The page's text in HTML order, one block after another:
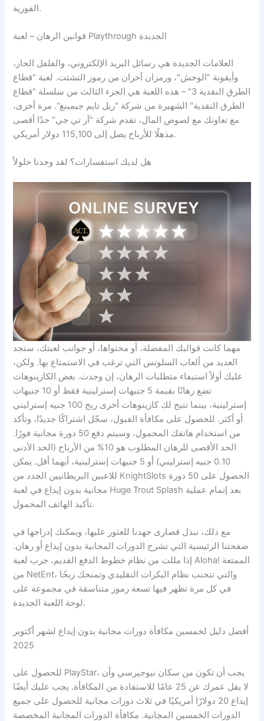
الفورية.
قوانين الرهان – لعبة Playthrough الجديدة
العلامات الجديدة هي رسائل البريد الإلكتروني، والفلفل الحار،
وأيقونة "الوحش"، ورمزان آخران من رموز التشتت. لعبة "قطاع
الطرق النقدية 3" – هذه اللعبة هي الجزء الثالث من سلسلة "قطاع
الطرق النقدية" الشهيرة من شركة "ريل تايم جيمينغ". مرة أخرى،
مع تعاونك مع لصوص المال، تقدم شركة "آر تي جي" حدًا أقصى
مذهلًا للأرباح يصل إلى 115,100 دولار أمريكي.
هل لديك استفسارات؟ لقد وجدنا حلولاً
مهما كانت قوالبك المفضلة، أو محتواها، أو جوانب لعبتك، ستجد
العديد من ألعاب السلوتس التي ترغب في الاستمتاع بها. ولكن،
عليك أولاً استيفاء متطلبات الرهان، إن وجدت. بعض الكازينوهات
تضع رهانًا بقيمة 5 جنيهات إسترلينية فقط أو 10 جنيهات
إسترلينية، بينما تتيح لك كازينوهات أخرى ربح 100 جنيه إسترليني
أو أكثر. للحصول على مكافأة القبول، سجّل اشتراكًا جديدًا، وتأكد
من استخدام هاتفك المحمول، وسيتم دفع 50 دورة مجانية فورًا.
الحد الأقصى للرهان المطلوب هو 10% من الأرباح (الحد الأدنى
0.10 جنيه إسترليني) أو 5 جنيهات إسترلينية، أيهما أقل. يمكن
للاعبين البريطانيين الجدد من KnightSlots الحصول على 50 دورة
مجانية بدون إيداع في لعبة Huge Trout Splash بعد إتمام عملية
تأكيد الهاتف المحمول.
مع ذلك، نبذل قصارى جهدنا للعثور عليها، ويمكنك إدراجها في
صفحتنا الرئيسية التي تشرح الدورات المجانية بدون إيداع أو رهان.
إذا مللت من نظام خطوط الدفع القديم، جرب لعبة Aloha! الممتعة
من NetEnt، والتي تتجنب نظام البكرات التقليدي وتمنحك ربحًا
في كل مرة تظهر فيها تسعة رموز متناسقة في مجموعة على
لوحة اللعبة الجديدة.
أفضل دليل لخمسين مكافأة دورات مجانية بدون إيداع لشهر أكتوبر
2025
للحصول على PlayStar، يجب أن تكون من سكان نيوجيرسي وأن
لا يقل عمرك عن 25 عامًا للاستفادة من المكافأة. يجب عليك أيضًا
إيداع 20 دولارًا أمريكيًا في ثلاث دورات مجانية للحصول على جميع
الدورات الخمسين المجانية. مكافأة الدورات المجانية المخصصة